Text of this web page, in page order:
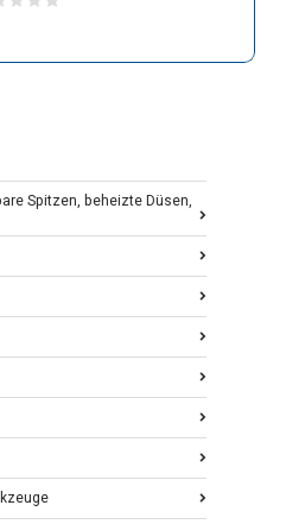
Spitzen, beheizte Düsen,